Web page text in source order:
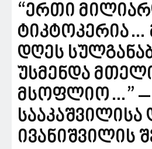
“ერთი
ტიკტოკერია…
დღეს
უსმენდა
მსოფლიო…” –
სააკაშვილისა
ივანიშვილის